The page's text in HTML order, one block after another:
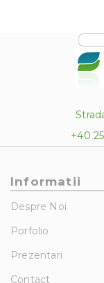
+40
Informatii
Despre Noi
Porfolio
Prezentari
Contact